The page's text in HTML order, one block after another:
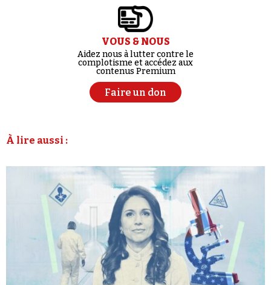
VOUS & NOUS
Aidez nous à lutter contre le
complotisme et accédez aux
contenus Premium
Faire un don
À lire aussi :